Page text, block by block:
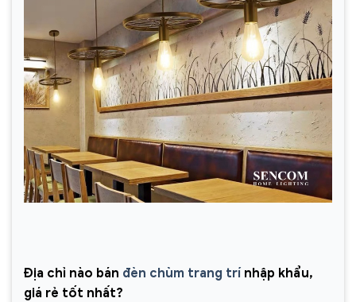
Địa chỉ nào bán đèn chùm trang trí nhập khẩu,
giá rẻ tốt nhất?